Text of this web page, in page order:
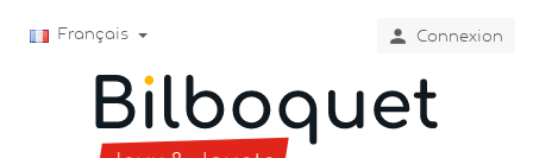
Français  Connexion